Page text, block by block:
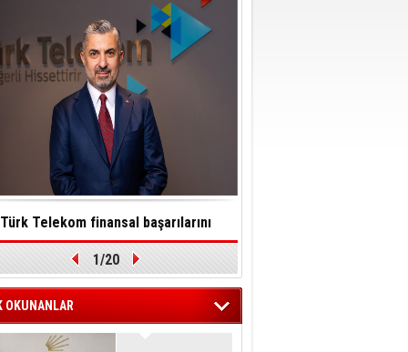
Geçti
Türk Telekom finansal başarılarını
vizyonuyla taçlandırdı
1/20
OKUNANLAR